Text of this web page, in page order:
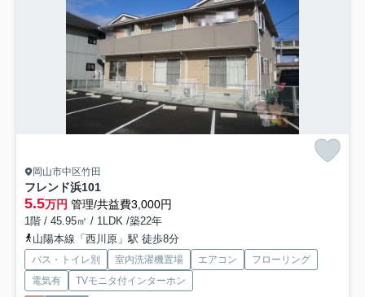
岡山市中区竹田
フレンド浜101
5.5万円 管理/共益費3,000円
1階 / 45.95㎡ / 1LDK /築22年
山陽本線「西川原」駅 徒歩8分
バス・トイレ別 室内洗濯機置場 エアコン
フローリング
電気有
TVモニタ付インターホン